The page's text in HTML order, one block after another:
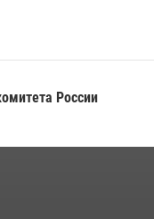
России